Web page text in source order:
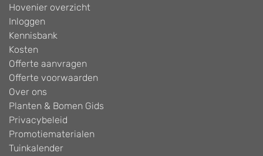
Hovenier overzicht
Inloggen
Kennisbank
Kosten
Offerte aanvragen
Offerte voorwaarden
Over ons
Planten & Bomen Gids
Privacybeleid
Promotiematerialen
Tuinkalender